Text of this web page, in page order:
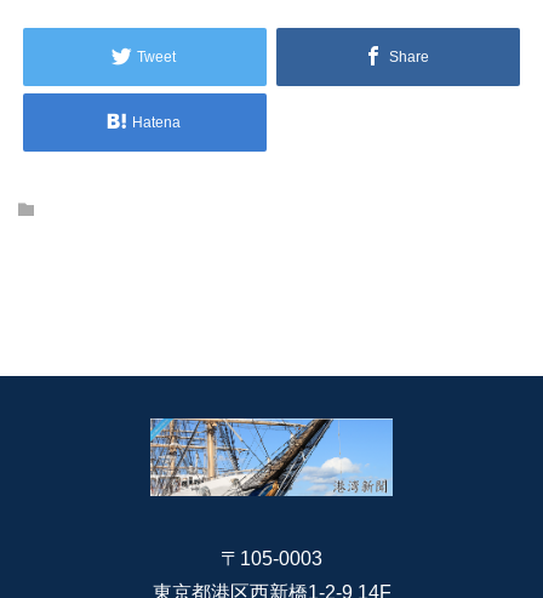
Tweet Share
Hatena
〒105-0003
東京都港区西新橋1-2-9 14F